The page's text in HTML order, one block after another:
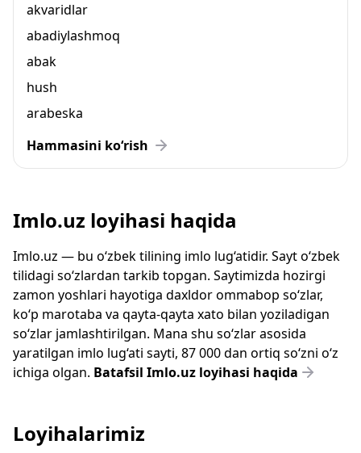
akvaridlar
abadiylashmoq
abak
hush
arabeska
Hammasini ko‘rish
Imlo.uz loyihasi haqida
Imlo.uz — bu o‘zbek tilining imlo lug‘atidir. Sayt o‘zbek
tilidagi so‘zlardan tarkib topgan. Saytimizda hozirgi
zamon yoshlari hayotiga daxldor ommabop so‘zlar,
ko‘p marotaba va qayta-qayta xato bilan yoziladigan
so‘zlar jamlashtirilgan. Mana shu so‘zlar asosida
yaratilgan imlo lug‘ati sayti, 87 000 dan ortiq so‘zni o‘z
ichiga olgan. Batafsil Imlo.uz loyihasi haqida
Loyihalarimiz